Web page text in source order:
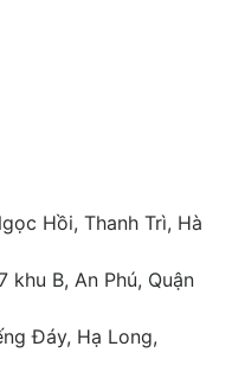
Hồi, Thanh Trì, Hà
khu B, An Phú, Quận
Đáy, Hạ Long,